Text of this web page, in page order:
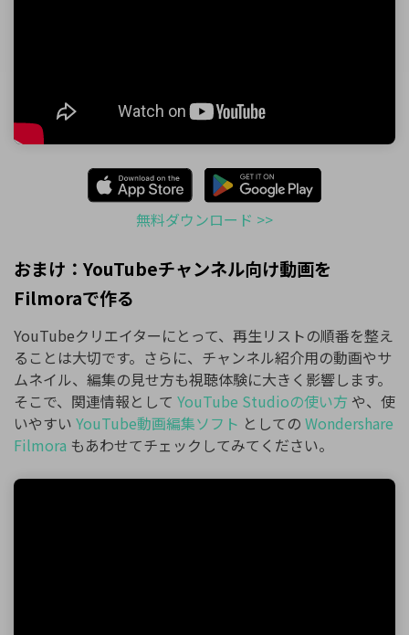
無料ダウンロード >>
おまけ：YouTubeチャンネル向け動画を
Filmoraで作る
YouTubeクリエイターにとって、再生リストの順番を整え
ることは大切です。さらに、チャンネル紹介用の動画やサ
ムネイル、編集の見せ方も視聴体験に大きく影響します。
そこで、関連情報として YouTube Studioの使い方 や、使
いやすい YouTube動画編集ソフト としての Wondershare
Filmora もあわせてチェックしてみてください。